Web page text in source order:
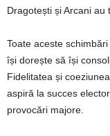
Dragotești și Arcani au
Toate aceste
își dorește să își
Fidelitatea și
aspiră la succes
provocări majore.